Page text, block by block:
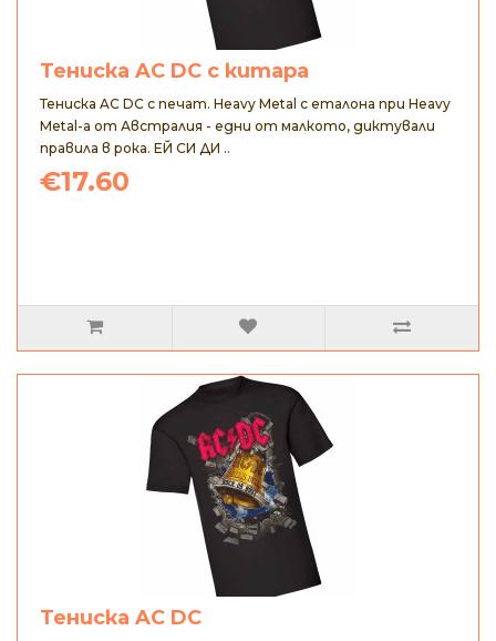
Тениска AC DC с китара
Тениска AC DC с печат. Heavy Metal с еталона при Heavy
Metal-а от Австралия - едни от малкото, диктували
правила в рока. ЕЙ СИ ДИ ..
€17.60
Тениска AC DC